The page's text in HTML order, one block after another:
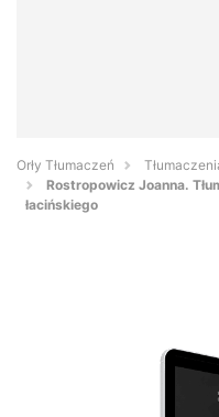
Orły Tłumaczeń
Rostropowicz Joanna.
łacińskiego